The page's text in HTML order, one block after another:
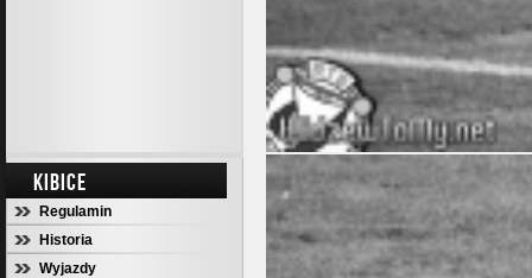
KIBICE
Regulamin
Historia
Wyjazdy